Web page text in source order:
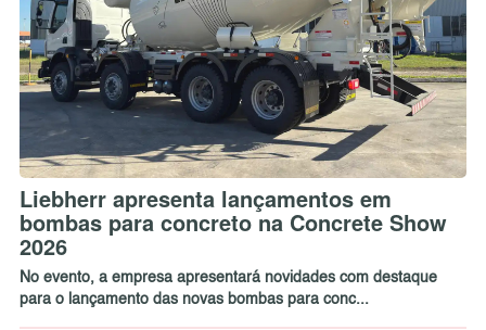
Liebherr apresenta lançamentos em
bombas para concreto na Concrete Show
2026
No evento, a empresa apresentará novidades com destaque
para o lançamento das novas bombas para conc...